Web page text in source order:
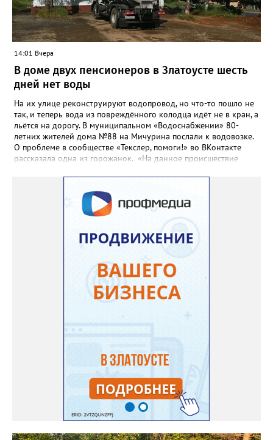
486 рублей, а в списке работ была разработка электронной
системы ливнёвок.
14:01 Вчера
В доме двух пенсионеров в Златоусте шесть
дней нет воды
На их улице реконструируют водопровод, но что-то пошло не
так, и теперь вода из повреждённого колодца идёт не в кран, а
льётся на дорогу. В муниципальном «Водоснабжении» 80-
летних жителей дома №88 на Мичурина послали к водовозке.
О проблеме в сообществе «Текслер, помоги!» во ВКонтакте
рассказала одна из горожанок. «На данное происшествие
гл.инженера Шепелева А.Н. из обслуживающей организации
МУП ЗГО "Златоустовское Водоснабжение" ул. Островского, 7,
никакие работы по восстановлению подачи воды в дом
проводиться не будут. Вот уже шесть дней пенсионеры без
воды!», - пишет возмущённая женщина (стиль, орфография и
пунктуация авторские). Под обращением есть комментарий
пользователя под ником Olga Vyacheslavovna. Она сообщает:
сейчас МУП «Водоснабжение» ведёт реконструкцию сетей в
посёлке и работать приходится в сложных условиях горной
местности. «К сожалению, в процессе бурения иногда
выявляются или случайно повреждаются существующие вводы
малого диаметра, - отмечает Olga Vyacheslavovna. - Зачастую
такие вводы не отражены в исполнительной документации
либо проходят в непосредственной близости от трассы
строительства. Каждый подобный случай требует отдельного
обследования и последующего восстановления. Несмотря на
возникающие сложности, предприятие ежедневно
обеспечивает жителей питьевой водой. Подвоз воды
организован с 17:00 до 20:00 у магазина “Олеся”».
Представитель «Водоснабжения» уверяет: предприятие делает
всё возможное, «чтобы завершить восстановительные работы в
кратчайшие сроки». И благодарит за «терпение и понимание».
Когда будет восстановлена подача воды в дом №88 в
комментарии не уточняется.